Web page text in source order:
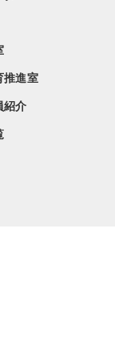
推進室
紹介